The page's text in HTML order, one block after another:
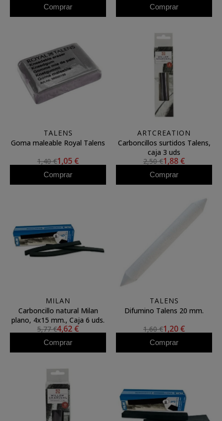
Comprar Comprar
TALENS
Goma maleable Royal Talens
1,40 €1,05 €
Comprar
ARTCREATION
Carboncillos surtidos Talens,
caja 3 uds
2,50 €1,88 €
Comprar
MILAN
Carboncillo natural Milan
plano, 4x15 mm., Caja 6 uds.
5,77 €4,62 €
Comprar
TALENS
Difumino Talens 20 mm.
1,60 €1,20 €
Comprar